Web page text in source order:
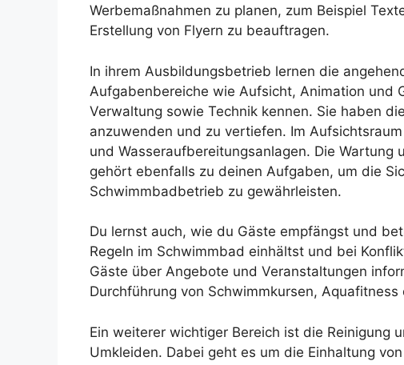
Werbemaßnahmen zu planen, zum Beispiel
Erstellung von Flyern zu beauftragen.
In ihrem Ausbildungsbetrieb lernen die
Aufgabenbereiche wie Aufsicht, Animation und
Verwaltung sowie Technik kennen. Sie haben
anzuwenden und zu vertiefen. Im
und Wasseraufbereitungsanlagen. Die Wartung
gehört ebenfalls zu deinen Aufgaben, um die
Schwimmbadbetrieb zu gewährleisten.
Du lernst auch, wie du Gäste empfängst und
Regeln im Schwimmbad einhältst und bei
Gäste über Angebote und Veranstaltungen
Durchführung von Schwimmkursen, Aquafitness
Ein weiterer wichtiger Bereich ist die Reinigung
Umkleiden. Dabei geht es um die Einhaltung